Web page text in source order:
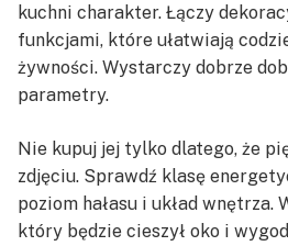
kuchni charakter. Łączy
funkcjami, które ułatwiają
żywności. Wystarczy dobrze
parametry.
Nie kupuj jej tylko dlatego, że
zdjęciu. Sprawdź klasę
poziom hałasu i układ wnętrza.
który będzie cieszył oko i